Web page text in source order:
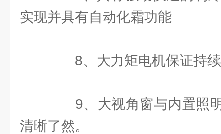
实现并具有自动化霜功能
8、大力矩电机保证持续
9、大视角窗与内置照明
清晰了然。